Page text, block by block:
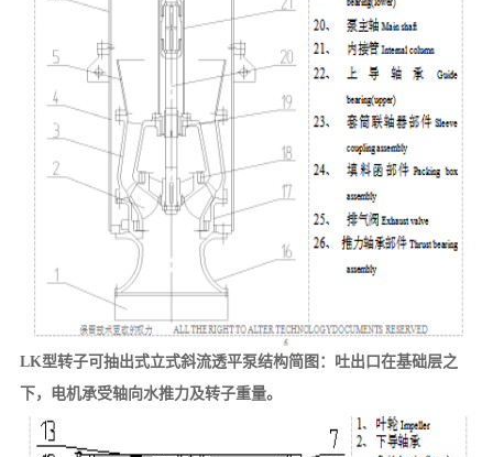
LK型转子可抽出式立式斜流透平泵结构简图：吐出口在基础层之
下，电机承受轴向水推力及转子重量。